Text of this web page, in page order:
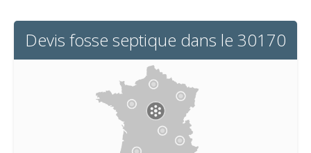
Devis fosse septique dans le 30170